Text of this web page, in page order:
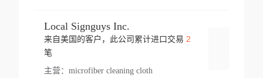
Local Signguys Inc.
来自美国的客户，此公司累计进口交易 2
笔
主营： microfiber cleaning cloth